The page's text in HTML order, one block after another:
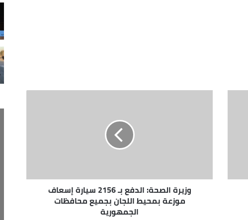
وزيرة الصحة: الدفع بـ 2156 سيارة إسعاف
موزعة بمحيط اللجان بجميع محافظات
الجمهورية